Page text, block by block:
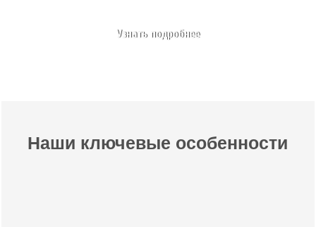
Узнать подробнее
Наши ключевые особенности